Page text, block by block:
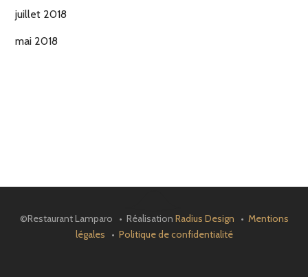
juillet 2018
mai 2018
©Restaurant Lamparo • Réalisation Radius Design • Mentions
légales • Politique de confidentialité